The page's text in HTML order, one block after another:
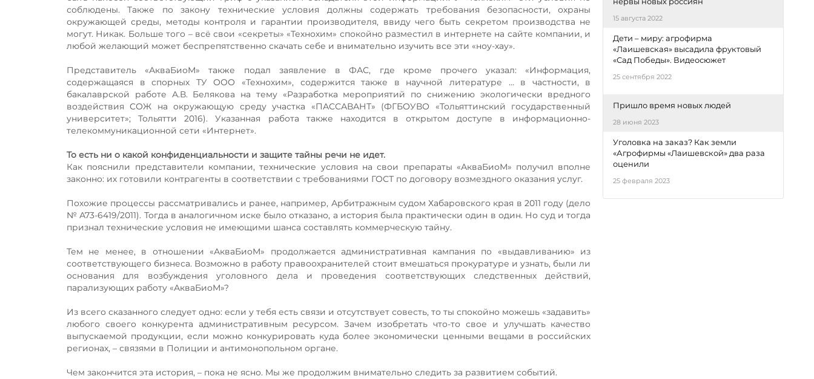
соблюдены. Также по закону технические условия должны содержать требования безопасности, охраны
окружающей среды, методы контроля и гарантии производителя, ввиду чего быть секретом производства не
могут. Никак. Больше того – всё свои «секреты» «Технохим» спокойно разместил в интернете на сайте компании, и
любой желающий может беспрепятственно скачать себе и внимательно изучить все эти «ноу-хау».
Представитель «АкваБиоМ» также подал заявление в ФАС, где кроме прочего указал: «Информация,
содержащаяся в спорных ТУ ООО «Технохим», содержится также в научной литературе … в частности, в
бакалаврской работе А.В. Белякова на тему «Разработка мероприятий по снижению экологически вредного
воздействия СОЖ на окружающую среду участка «ПАССАВАНТ» (ФГБОУВО «Тольяттинский государственный
университет»; Тольятти 2016). Указанная работа также находится в открытом доступе в информационно-
телекоммуникационной сети «Интернет».
То есть ни о какой конфиденциальности и защите тайны речи не идет.
Как пояснили представители компании, технические условия на свои препараты «АкваБиоМ» получил вполне
законно: их готовили контрагенты в соответствии с требованиями ГОСТ по договору возмездного оказания услуг.
Похожие процессы рассматривались и ранее, например, Арбитражным судом Хабаровского края в 2011 году (дело
№ А73-6419/2011). Тогда в аналогичном иске было отказано, а история была практически один в один. Но суд и тогда
признал технические условия не имеющими шанса составлять коммерческую тайну.
Тем не менее, в отношении «АкваБиоМ» продолжается административная кампания по «выдавливанию» из
соответствующего бизнеса. Возможно в работу правоохранителей стоит вмешаться прокуратуре и узнать, были ли
основания для возбуждения уголовного дела и проведения соответствующих следственных действий,
парализующих работу «АкваБиоМ»?
Из всего сказанного следует одно: если у тебя есть связи и отсутствует совесть, то ты спокойно можешь «задавить»
любого своего конкурента административным ресурсом. Зачем изобретать что-то свое и улучшать качество
выпускаемой продукции, если можно конкурировать куда более экономически ценными вещами в российских
регионах, – связями в Полиции и антимонопольном органе.
Чем закончится эта история, – пока не ясно. Мы же продолжим внимательно следить за развитием событий.
15 августа 2022
Дети – миру: агрофирма
«Лаишевская» высадила фруктовый
«Сад Победы». Видеосюжет
25 сентября 2022
Пришло время новых людей
28 июня 2023
Уголовка на заказ? Как земли
«Агрофирмы «Лаишевской» два раза
оценили
25 февраля 2023